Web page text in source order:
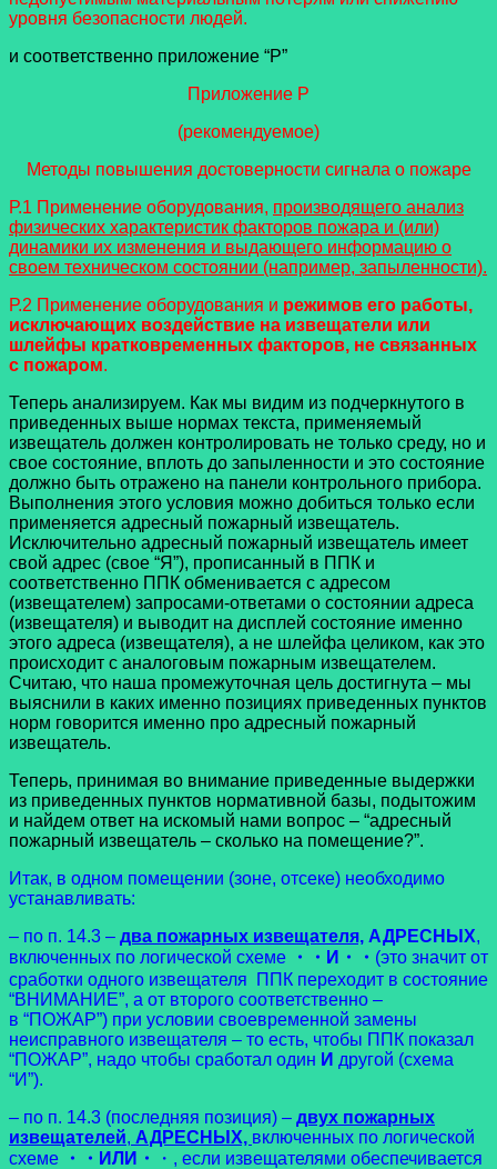
уровня безопасности людей.
и соответственно приложение “Р”
Приложение Р
(рекомендуемое)
Методы повышения достоверности сигнала о пожаре
Р.1 Применение оборудования, производящего анализ
физических характеристик факторов пожара и (или)
динамики их изменения и выдающего информацию о
своем техническом состоянии (например, запыленности).
Р.2 Применение оборудования и режимов его работы,
исключающих воздействие на извещатели или
шлейфы кратковременных факторов, не связанных
с пожаром.
Теперь анализируем. Как мы видим из подчеркнутого в
приведенных выше нормах текста, применяемый
извещатель должен контролировать не только среду, но и
свое состояние, вплоть до запыленности и это состояние
должно быть отражено на панели контрольного прибора.
Выполнения этого условия можно добиться только если
применяется адресный пожарный извещатель.
Исключительно адресный пожарный извещатель имеет
свой адрес (свое “Я”), прописанный в ППК и
соответственно ППК обменивается с адресом
(извещателем) запросами-ответами о состоянии адреса
(извещателя) и выводит на дисплей состояние именно
этого адреса (извещателя), а не шлейфа целиком, как это
происходит с аналоговым пожарным извещателем.
Считаю, что наша промежуточная цель достигнута – мы
выяснили в каких именно позициях приведенных пунктов
норм говорится именно про адресный пожарный
извещатель.
Теперь, принимая во внимание приведенные выдержки
из приведенных пунктов нормативной базы, подытожим
и найдем ответ на искомый нами вопрос – “адресный
пожарный извещатель – сколько на помещение?”.
Итак, в одном помещении (зоне, отсеке) необходимо
устанавливать:
– по п. 14.3 – два пожарных извещателя, АДРЕСНЫХ,
включенных по логической схеме
・・И・・ (это значит от
сработки одного извещателя ППК переходит в состояние
“ВНИМАНИЕ”, а от второго соответственно –
в “ПОЖАР”) при условии своевременной замены
неисправного извещателя – то есть, чтобы ППК показал
“ПОЖАР”, надо чтобы сработал один И другой (схема
“И”).
– по п. 14.3 (последняя позиция) – двух пожарных
извещателей, АДРЕСНЫХ, включенных по логической
схеме
・・ИЛИ・
・, если извещателями обеспечивается